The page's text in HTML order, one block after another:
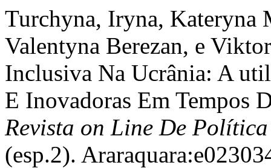
Turchyna, Iryna,
Valentyna Berezan, e
Inclusiva Na Ucrânia: A
E Inovadoras Em Tempos
Revista on Line De
(esp.2).